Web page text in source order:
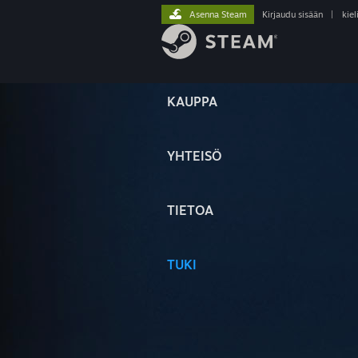
KAUPPA
YHTEISÖ
TIETOA
TUKI
Asenna Steam Kirjaudu sisään kieli